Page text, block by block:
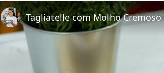
Fullscreen
Tagliatelle com Molho Cremoso